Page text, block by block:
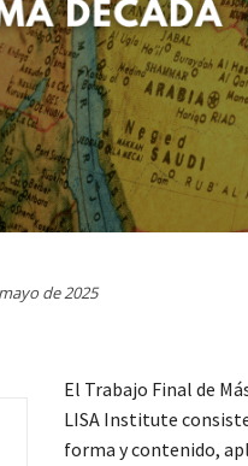
de 2025
El Trabajo Final de
LISA Institute
forma y contenido,